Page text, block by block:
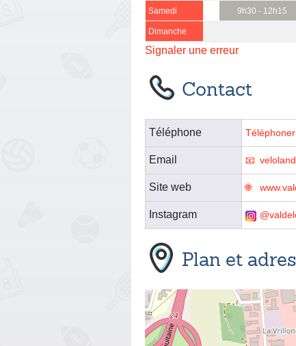
Samedi 9h30 - 12h15
Dimanche
Signaler une erreur
Contact
Téléphone
Email
Site web
Instagram
Plan et